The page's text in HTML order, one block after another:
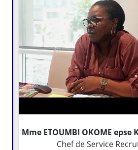
Mme ETOUMBI OKOME epse
Chef de Service